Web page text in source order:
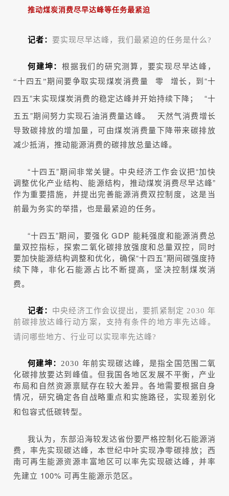
推动煤炭消费尽早达峰等任务最紧迫
记者： 要实现尽早达峰，我们最紧迫的任务是什么?
何建坤：根据我们的研究测算，要实现尽早达峰，
“十四五”期间要争取实现煤炭消费量
零
增长，到“十
四五”末实现煤炭消费的稳定达峰并开始持续下降；
“十
五五”期间努力实现石油消费量达峰。
天然气消费增长
导致碳排放的增加量，可由煤炭消费量下降带来碳排放
减少抵消，推动能源消费的碳排放总量达峰。
“十四五”期间非常关键。中央经济工作会议把“加快
调整优化产业结构、能源结构，推动煤炭消费尽早达峰”
作为重要措施，并提出完善能源消费双控制度，这是当
前最为务实的举措，也是最紧迫的任务。
“十四五”期间，要强化 GDP 能耗强度和能源消费总
量双控指标，探索二氧化碳排放强度和总量双控，同时
要加快能源结构调整和优化，确保“十四五”期间碳强度持
续下降，非化石能源占比不断提高，坚决控制煤炭消
费。
记者： 中央经济工作会议提出，要抓紧制定 2030 年
前碳排放达峰行动方案，支持有条件的地方率先达峰。
请问哪些地方、行业可以实现率先达峰?
何建坤： 2030 年前实现碳达峰，是指全国范围二氧
化碳排放要达到峰值。但我国各地区发展不平衡，产业
布局和自然资源禀赋存在较大差异。各地需要根据自身
情况，研究确定各自战略重点和实施路径，实现差别化
和包容式低碳转型。
我认为，东部沿海较发达省份要严格控制化石能源消
费，率先实现碳达峰，本世纪中叶实现净零碳排放；西
南可再生能源资源丰富地区可以率先实现碳达峰，并率
先建立 100% 可再生能源示范区。